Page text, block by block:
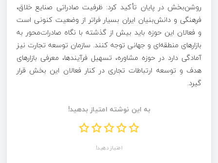
روشن‌بخش در پایان تأکید کرد: ظرفیت صادراتی صنایع خلاق،
فرهنگی و دانش‌بنیان ایران بسیار فراتر از وضعیت کنونی است
و فعالان این حوزه باید بیش از گذشته با نگاه صادرات‌محور به
بازارهای منطقه‌ای و جهانی توجه کنند. سازمان توسعه تجارت نیز
آمادگی دارد در حوزه مشاوره، تسهیل فرآیندها، معرفی بازارهای
هدف و توسعه ارتباطات تجاری در کنار فعالان این بخش قرار
گیرد.
به این نوشته امتیاز بدهید!
امتیاز دهید!